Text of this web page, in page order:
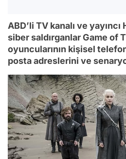
ABD’li TV kanalı ve
siber saldırganlar Game of
oyuncularının kişisel
posta adreslerini ve